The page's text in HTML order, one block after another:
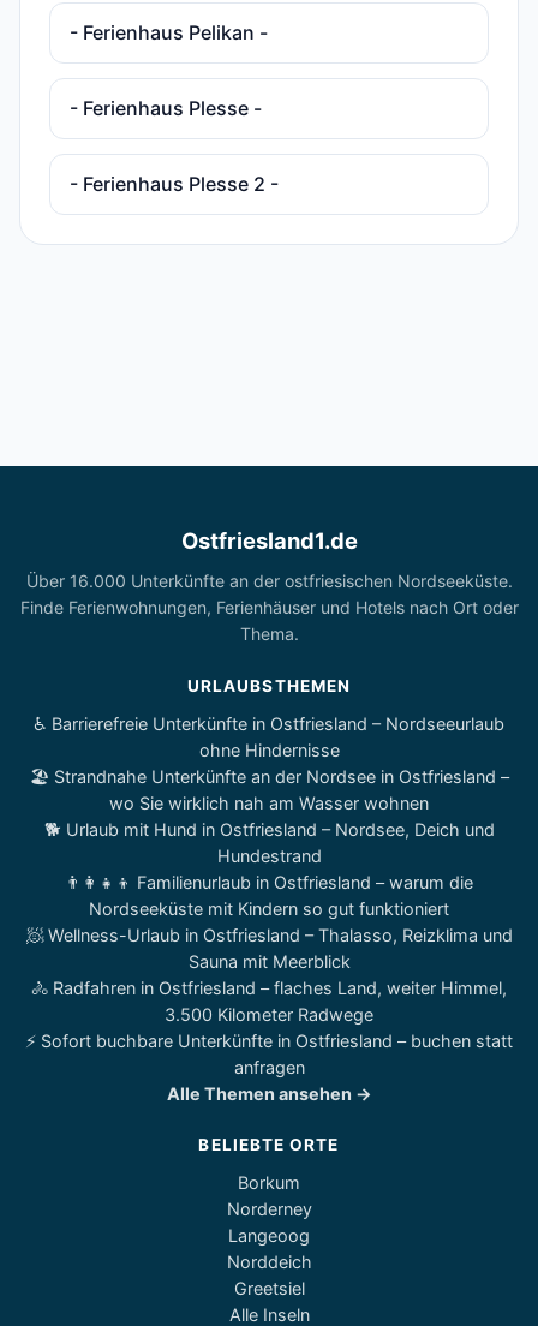
- Ferienhaus Pelikan -
- Ferienhaus Plesse -
- Ferienhaus Plesse 2 -
Ostfriesland1.de
Über 16.000 Unterkünfte an der ostfriesischen Nordseeküste.
Finde Ferienwohnungen, Ferienhäuser und Hotels nach Ort oder
Thema.
URLAUBSTHEMEN
♿ Barrierefreie Unterkünfte in Ostfriesland – Nordseeurlaub
ohne Hindernisse
🏖️ Strandnahe Unterkünfte an der Nordsee in Ostfriesland –
wo Sie wirklich nah am Wasser wohnen
🐕 Urlaub mit Hund in Ostfriesland – Nordsee, Deich und
Hundestrand
👨‍👩‍👧‍👦 Familienurlaub in Ostfriesland – warum die
Nordseeküste mit Kindern so gut funktioniert
🧖 Wellness-Urlaub in Ostfriesland – Thalasso, Reizklima und
Sauna mit Meerblick
🚴 Radfahren in Ostfriesland – flaches Land, weiter Himmel,
3.500 Kilometer Radwege
⚡ Sofort buchbare Unterkünfte in Ostfriesland – buchen statt
anfragen
Alle Themen ansehen →
BELIEBTE ORTE
Borkum
Norderney
Langeoog
Norddeich
Greetsiel
Alle Inseln